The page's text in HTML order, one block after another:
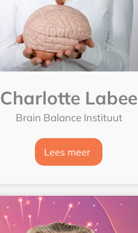
Charlotte Labee
Brain Balance Instituut
Lees meer